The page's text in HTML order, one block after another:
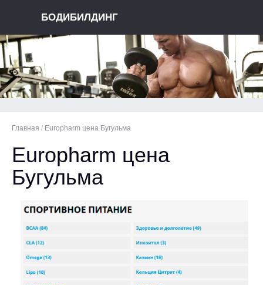
БОДИБИЛДИНГ
Главная / Europharm цена Бугульма
Europharm цена
Бугульма